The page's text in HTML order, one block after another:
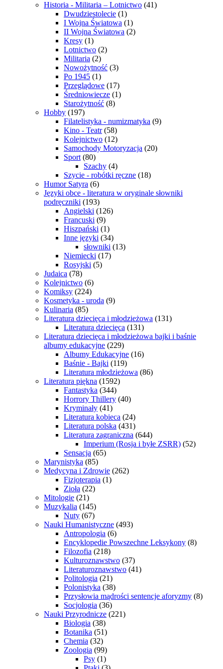
Historia - Militaria – Lotnictwo (41)
Dwudziestolecie (1)
I Wojna Światowa (1)
II Wojna Światowa (2)
Kresy (1)
Lotnictwo (2)
Militaria (2)
Nowożytność (3)
Po 1945 (1)
Przeglądowe (17)
Średniowiecze (1)
Starożytność (8)
Hobby (197)
Filatelistyka - numizmatyka (9)
Kino - Teatr (58)
Kolejnictwo (12)
Samochody Motoryzacja (20)
Sport (80)
Szachy (4)
Szycie - robótki ręczne (18)
Humor Satyra (6)
Języki obce - literatura w oryginale słowniki
podręczniki (193)
Angielski (126)
Francuski (9)
Hiszpański (1)
Inne języki (34)
słowniki (13)
Niemiecki (17)
Rosyjski (5)
Judaica (78)
Kolejnictwo (6)
Komiksy (224)
Kosmetyka - uroda (9)
Kulinaria (85)
Literatura dziecięca i młodzieżowa (131)
Literatura dziecięca (131)
Literatura dziecięca i młodzieżowa bajki i baśnie
albumy edukacyjne (229)
Albumy Edukacyjne (16)
Baśnie - Bajki (119)
Literatura młodzieżowa (86)
Literatura piękna (1592)
Fantastyka (344)
Horrory Thillery (40)
Kryminały (41)
Literatura kobieca (24)
Literatura polska (431)
Literatura zagraniczna (644)
Imperium (Rosja i byłe ZSRR) (52)
Sensacja (65)
Marynistyka (85)
Medycyna i Zdrowie (262)
Fizjoterapia (1)
Zioła (22)
Mitologie (21)
Muzykalia (145)
Nuty (67)
Nauki Humanistyczne (493)
Antropologia (6)
Encyklopedie Powszechne Leksykony (8)
Filozofia (218)
Kulturoznawstwo (37)
Literaturoznawstwo (41)
Politologia (21)
Polonistyka (38)
Przysłowia mądrości sentencje aforyzmy (8)
Socjologia (36)
Nauki Przyrodnicze (221)
Biologia (38)
Botanika (51)
Chemia (32)
Zoologia (99)
Psy (1)